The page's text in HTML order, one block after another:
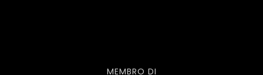
MEMBRO DI